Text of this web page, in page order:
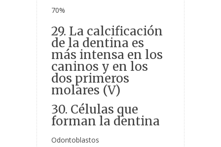
70%
29. La calcificación
de la dentina es
más intensa en los
caninos y en los
dos primeros
molares (V)
30. Células que
forman la dentina
Odontoblastos